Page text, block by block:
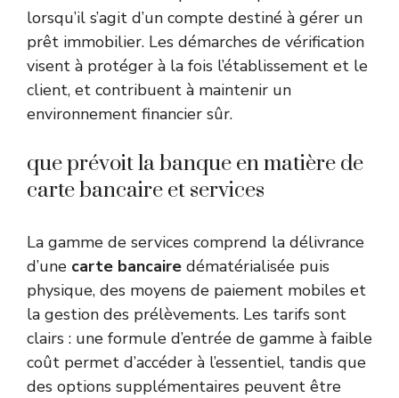
lorsqu’il s’agit d’un compte destiné à gérer un
prêt immobilier. Les démarches de vérification
visent à protéger à la fois l’établissement et le
client, et contribuent à maintenir un
environnement financier sûr.
que prévoit la banque en matière de
carte bancaire et services
La gamme de services comprend la délivrance
d’une carte bancaire dématérialisée puis
physique, des moyens de paiement mobiles et
la gestion des prélèvements. Les tarifs sont
clairs : une formule d’entrée de gamme à faible
coût permet d’accéder à l’essentiel, tandis que
des options supplémentaires peuvent être